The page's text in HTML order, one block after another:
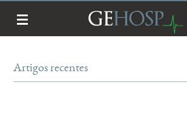
Artigos recentes